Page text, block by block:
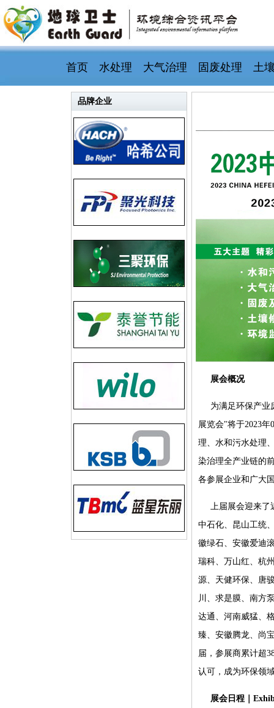
首页 水处理 大气治理 固废处理 土
品牌企业
展会概况
为满足环保产业
展览会"将于2023
理、水和污水处理
染治理全产业链的
各参展企业和广大
上届展会迎来了
中石化、昆山工统
徽绿石、安徽爱迪
瑞科、万山红、杭
源、天健环保、唐
川、求是膜、南方
达通、河南威猛、
臻、安徽腾龙、尚
届，参展商累计超
认可，成为环保领
展会日程｜